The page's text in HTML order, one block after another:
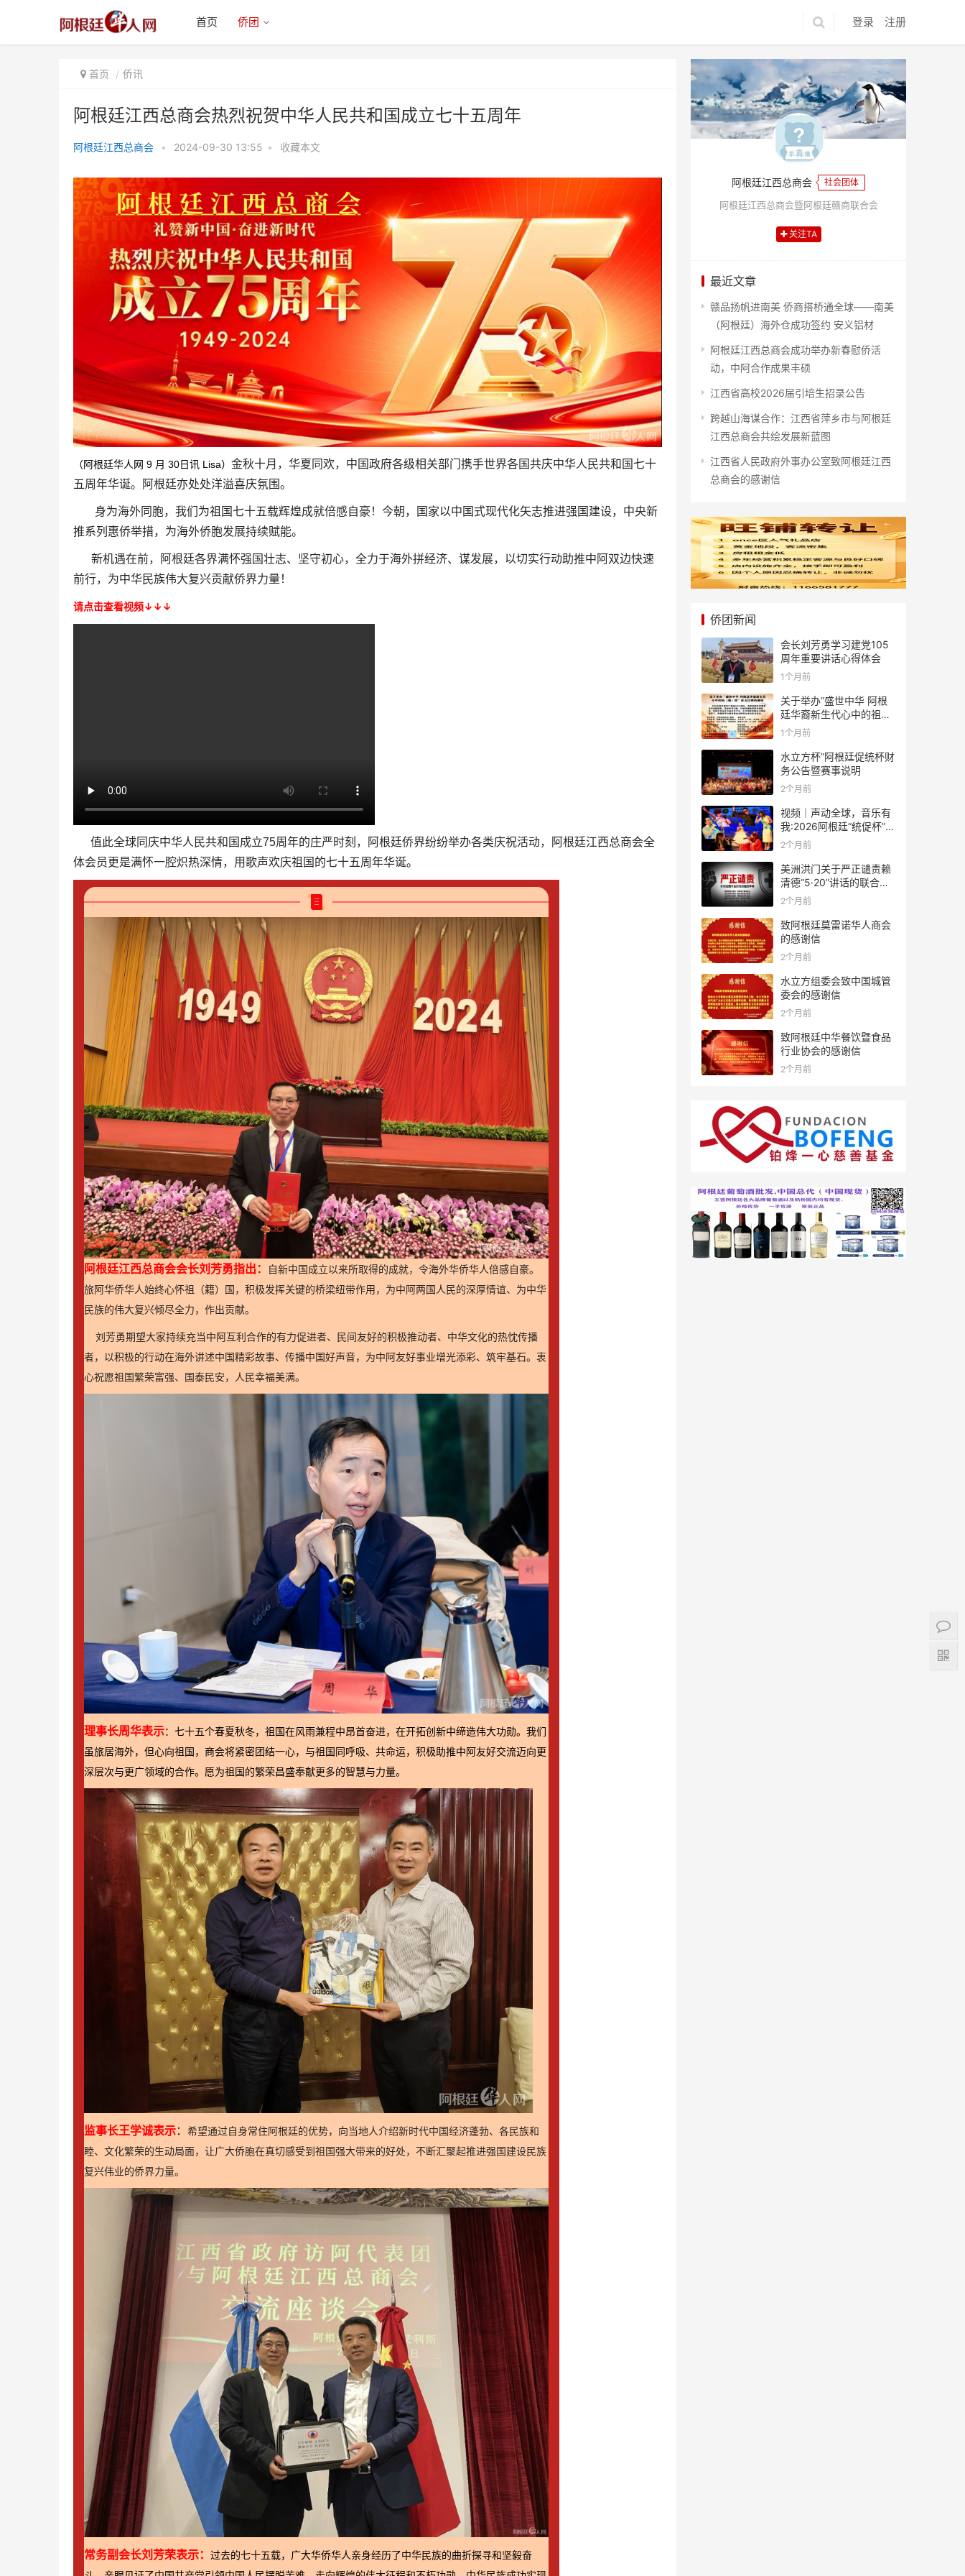
登录 注册
首页 侨团
首页 侨讯
阿根廷江西总商会热烈祝贺中华人民共和国成立七十五周年
阿根廷江西总商会 • 2024-09-30 13:55 • 收藏本文
（阿根廷华人网 9 月 30日讯 Lisa） 金秋十月，华夏同欢，中国政府各级相关部门携手世界各国共庆中华人民共和国七十
五周年华诞。阿根廷亦处处洋溢喜庆氛围。
身为海外同胞，我们为祖国七十五载辉煌成就倍感自豪！今朝，国家以中国式现代化矢志推进强国建设，中央新
推系列惠侨举措，为海外侨胞发展持续赋能。
新机遇在前，阿根廷各界满怀强国壮志、坚守初心，全力于海外拼经济、谋发展，以切实行动助推中阿双边快速
前行，为中华民族伟大复兴贡献侨界力量！
请点击查看视频↓↓↓
值此全球同庆中华人民共和国成立75周年的庄严时刻，阿根廷侨界纷纷举办各类庆祝活动，阿根廷江西总商会全
体会员更是满怀一腔炽热深情，用歌声欢庆祖国的七十五周年华诞。
阿根廷江西总商会会长刘芳勇指出 ：
自新中国成立以来所取得的成就，令海外华侨华人倍感自豪。
旅阿华侨华人始终心怀祖（籍）国，积极发挥关键的桥梁纽带作用，为中阿两国人民的深厚情谊、为中华
民族的伟大复兴倾尽全力，作出贡献。
刘芳勇期望大家持续充当中阿互利合作的有力促进者、民间友好的积极推动者、中华文化的热忱传播
者，以积极的行动在海外讲述中国精彩故事、传播中国好声音，为中阿友好事业增光添彩、筑牢基石。衷
心祝愿祖国繁荣富强、国泰民安，人民幸福美满。
理事长周华表示： 七十五个春夏秋冬，祖国在风雨兼程中昂首奋进，在开拓创新中缔造伟大功勋。我们
虽旅居海外，但心向祖国，商会将紧密团结一心，与祖国同呼吸、共命运，积极助推中阿友好交流迈向更
深层次与更广领域的合作。愿为祖国的繁荣昌盛奉献更多的智慧与力量。
监事长王学诚表示： 希望通过自身常住阿根廷的优势，向当地人介绍新时代中国经济蓬勃、各民族和
睦、文化繁荣的生动局面，让广大侨胞在真切感受到祖国强大带来的好处，不断汇聚起推进强国建设民族
复兴伟业的侨界力量。
常务副会长刘芳荣表示： 过去的七十五载，广大华侨华人亲身经历了中华民族的曲折探寻和坚毅奋
民共和国成立七十五周年
阿根廷江西总商会 社会团体
阿根廷江西总商会暨阿根廷赣商联合会
关注TA
最近文章
赣品扬帆进南美 侨商搭桥通全球——南美
（阿根廷）海外仓成功签约 安义铝材
阿根廷江西总商会成功举办新春慰侨活
动，中阿合作成果丰硕
江西省高校2026届引培生招录公告
跨越山海谋合作：江西省萍乡市与阿根廷
江西总商会共绘发展新蓝图
江西省人民政府外事办公室致阿根廷江西
总商会的感谢信
侨团新闻
会长刘芳勇学习建党105
周年重要讲话心得体会
1个月前
关于举办“盛世中华 阿根
廷华裔新生代心中的祖
(籍)国”征文比赛的通知
1个月前
水立方杯”阿根廷促统杯财
务公告暨赛事说明
2个月前
视频｜声动全球，音乐有
我:2026阿根廷“统促杯”水
立方中文歌曲大赛总决赛
2个月前
美洲洪门关于严正谴责赖
清德“5·20”讲话的联合声
明
2个月前
致阿根廷莫雷诺华人商会
的感谢信
2个月前
水立方组委会致中国城管
委会的感谢信
2个月前
致阿根廷中华餐饮暨食品
行业协会的感谢信
2个月前